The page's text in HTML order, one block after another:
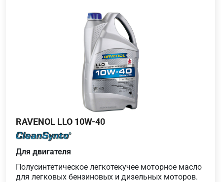
RAVENOL LLO 10W-40
Для двигателя
Полусинтетическое легкотекучее моторное масло
для легковых бензиновых и дизельных моторов.